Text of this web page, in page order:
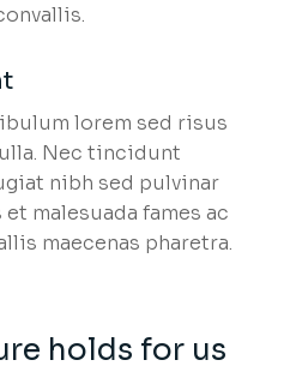
lorem sed risus
Nec tincidunt
nibh sed pulvinar
malesuada fames ac
maecenas pharetra.
holds for us